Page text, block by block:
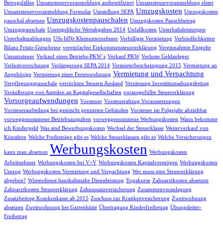
Betrugsfällen Umsatzsteuervoranmeldung authentifiziert Umsatzsteuervoranmeldung elster
Umsatzsteuervoranmeldung Formular Umstellung SEPA Umzugskosten Umzugskosten
pauschal absetzen Umzugskostenpauschalen Umzugskosten Pauschbetrag
Umzugspauschale Unentgeltliche Wertabgaben 2014 Unfallkosten Unterhaltsleistungen
Unterhaltszahlungen USt-IdNr Kleinunternehmer Verbilligte Vermietung Verbindlichkeiten
Bilanz Frisör-Gutscheine vereinfachte Einkommensteuererklärung Vereinnahmte Entgelte
Umsatzsteuer Verkauf eines Betriebs-PKW´s Verkauf PKW Verluste Geldanleger
Verlustverrechnung Verlängerung SEPA 2014 Vermieterbescheinigung 2015 Vermietung an
Angehörige Vermietung einer Ferienwohnung Vermietung und Verpachtung
Verpflegungspauschale verrückten Steuern Ausland Verzinsung Investitionsabzugsbetrag
Veräußerung von Anteilen an Kapitalgesellschaften vorausgefüllte Steuererklärung
Vorsorgeaufwendungen Vorsteuer Vorsteuerabzug Voraussetzungen
Vorsteueraufteilung bei gemischt genutzten Gebäuden Vorsteuer im Folgejahr abziehbar
vorweggenommene Betriebsausgaben vorweggenommene Werbungskosten Wann bekomme
ich Kindergeld Was sind Bewerbungskosten Wechsel der Steuerklasse Weiterverkauf von
Künstlern Welche Freibeträge gibt es Welche Steuerklassen gibt es Welche Versicherungen
kann man absetzen Werbungskosten Werbungskosten
Arbeitnehmer Werbungskosten bei V+V Werbungskosten Kapitalvermögen Werbungskosten
Umzug Werbungskosten Vermietung und Verpachtung Wer muss eine Steuererklärung
abgeben? Winterdienst haushaltsnahe Dienstleistung Yogakurse Zahnarztkosten absetzen
Zahnarztkosten Steuererklärung Zahnzusatzversicherung Zusammenveranlagung
Zusatzbeitrag Krankenkasse ab 2015 Zuschuss zur Krankenvesicherung Zweitwohnung
absetzen Zweitwohnung bei Gartenhütte Übertragung Kinderfreibetrag Übungsleiter-
Freibetrag